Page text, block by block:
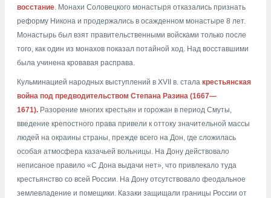
восстание. Монахи Соловецкого монастыря отказались признать
реформу Никона и продержались в осажденном монастыре 8 лет.
Монастырь был взят правительственными войсками только после
того, как один из монахов показал потайной ход. Над восставшими
была учинена кровавая расправа.
Кульминацией народных выступлений в XVII в. стала крестьянская
война под предводительством Степана Разина (1667—
1671). Разорение многих крестьян и горожан в период Смуты,
введение крепостного права привели к оттоку значительной массы
людей на окраины страны, прежде всего на Дон, где сложилась
особая атмосфера казачьей вольницы. На Дону действовало
неписаное правило «С Дона выдачи нет», что привлекало туда
крестьянство со всей России. На Дону отсутствовало феодальное
землевладение и помещики. Казаки защищали границы России от